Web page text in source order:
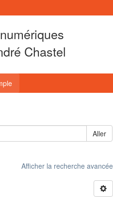
Chastel
Aller
Afficher la recherche avancée